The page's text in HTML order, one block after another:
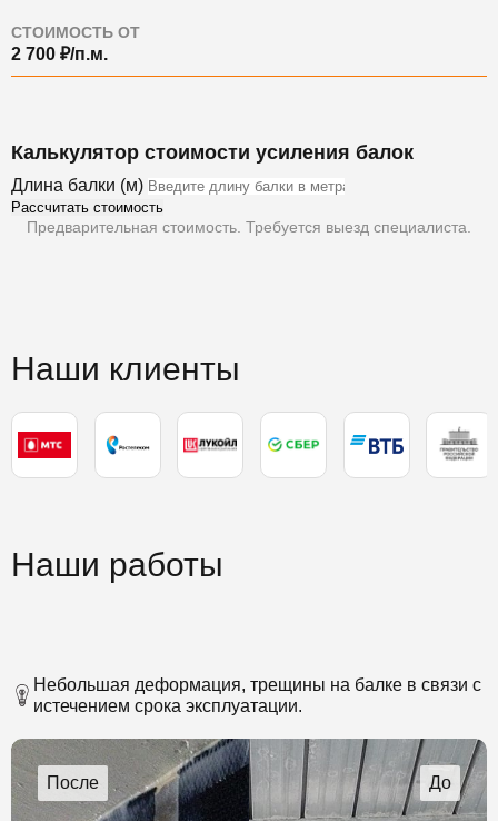
СТОИМОСТЬ ОТ
2 700 ₽/п.м.
Калькулятор стоимости усиления балок
Длина балки (м)
Рассчитать стоимость
Предварительная стоимость. Требуется выезд специалиста.
Наши клиенты
Наши работы
Небольшая деформация, трещины на балке в связи с
истечением срока эксплуатации.